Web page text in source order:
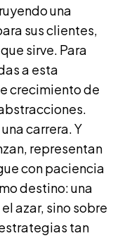
una
sus clientes,
sirve. Para
a esta
crecimiento de
carrera. Y
representan
con paciencia
destino: una
azar, sino sobre
tan